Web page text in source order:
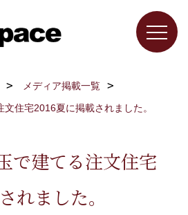
メディア掲載一覧
住宅2016夏に掲載されました。
で建てる注文住宅
れました。